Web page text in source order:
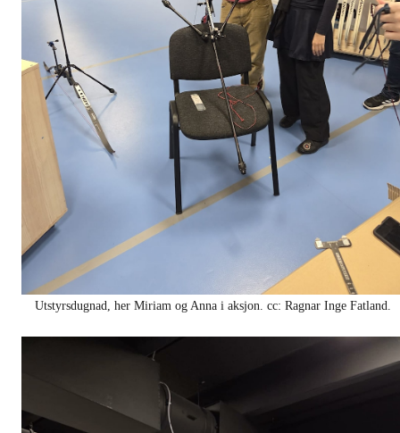
Utstyrsdugnad, her Miriam og Anna i aksjon. cc: Ragnar Inge Fatland.